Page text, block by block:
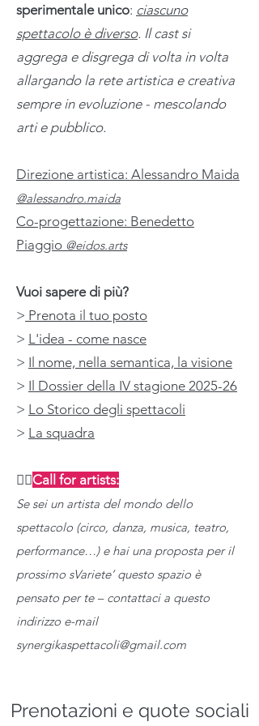
sperimentale unico: ciascuno
spettacolo è diverso. Il cast si
aggrega e disgrega di volta in volta
allargando la rete artistica e creativa
sempre in evoluzione - mescolando
arti e pubblico.
Direzione artistica: Alessandro Maida
@alessandro.maida
Co-progettazione: Benedetto
Piaggio @eidos.arts
Vuoi sapere di più?
> Prenota il tuo posto
> L'idea - come nasce
> Il nome, nella semantica, la visione
> Il Dossier della IV stagione 2025-26
> Lo Storico degli spettacoli
> La squadra
🤹‍♀️Call for artists:
Se sei un artista del mondo dello
spettacolo (circo, danza, musica, teatro,
performance…) e hai una proposta per il
prossimo sVariete’ questo spazio è
pensato per te – contattaci a questo
indirizzo e-mail
synergikaspettacoli@gmail.com
Prenotazioni e quote sociali